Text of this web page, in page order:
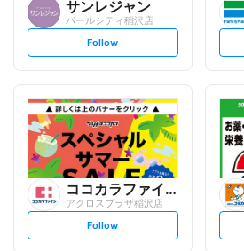
サンレジャン
パールシティ稲沢店
s
t
l
o
w
Follow
ココカラファイン
アクロスプラザ稲沢店
s
t
Follow